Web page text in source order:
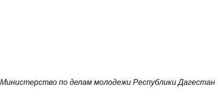
Министерство по делам молодежи Республики Дагестан